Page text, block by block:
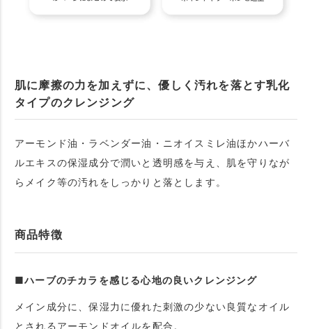
肌に摩擦の力を加えずに、優しく汚れを落とす乳化
タイプのクレンジング
アーモンド油・ラベンダー油・ニオイスミレ油ほかハーバ
ルエキスの保湿成分で潤いと透明感を与え、肌を守りなが
らメイク等の汚れをしっかりと落とします。
商品特徴
■ハーブのチカラを感じる心地の良いクレンジング
メイン成分に、保湿力に優れた刺激の少ない良質なオイル
とされるアーモンドオイルを配合。